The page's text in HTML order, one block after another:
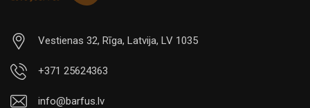
Vestienas 32, Rīga, Latvija, LV 1035
+371 25624363
info@barfus.lv